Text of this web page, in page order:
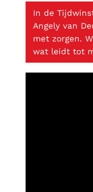
In de
Angely van
met zorgen.
wat leidt tot